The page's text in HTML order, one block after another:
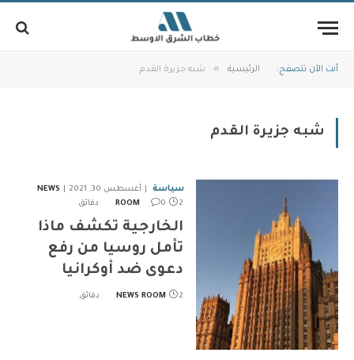
أنت الآن تتصفح: الرئيسية » شبه جزيرة القدم
شبه جزيرة القدم
سياسة أغسطس 30, 2021
NEWS
ROOM
0 2 دقائق
الخارجية تكشف ماذا
تأمل روسيا من رفع
دعوى ضد أوكرانيا
NEWS ROOM 2 دقائق